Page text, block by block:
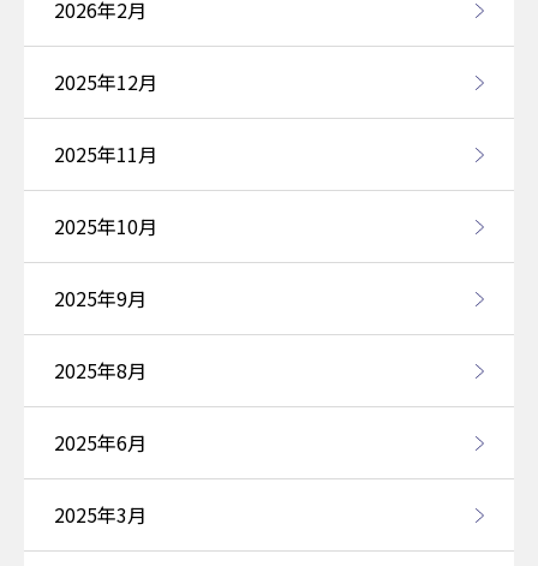
2026年2月
2025年12月
2025年11月
2025年10月
2025年9月
2025年8月
2025年6月
2025年3月